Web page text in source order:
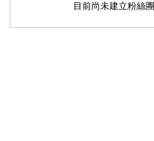
目前尚未建立粉絲團